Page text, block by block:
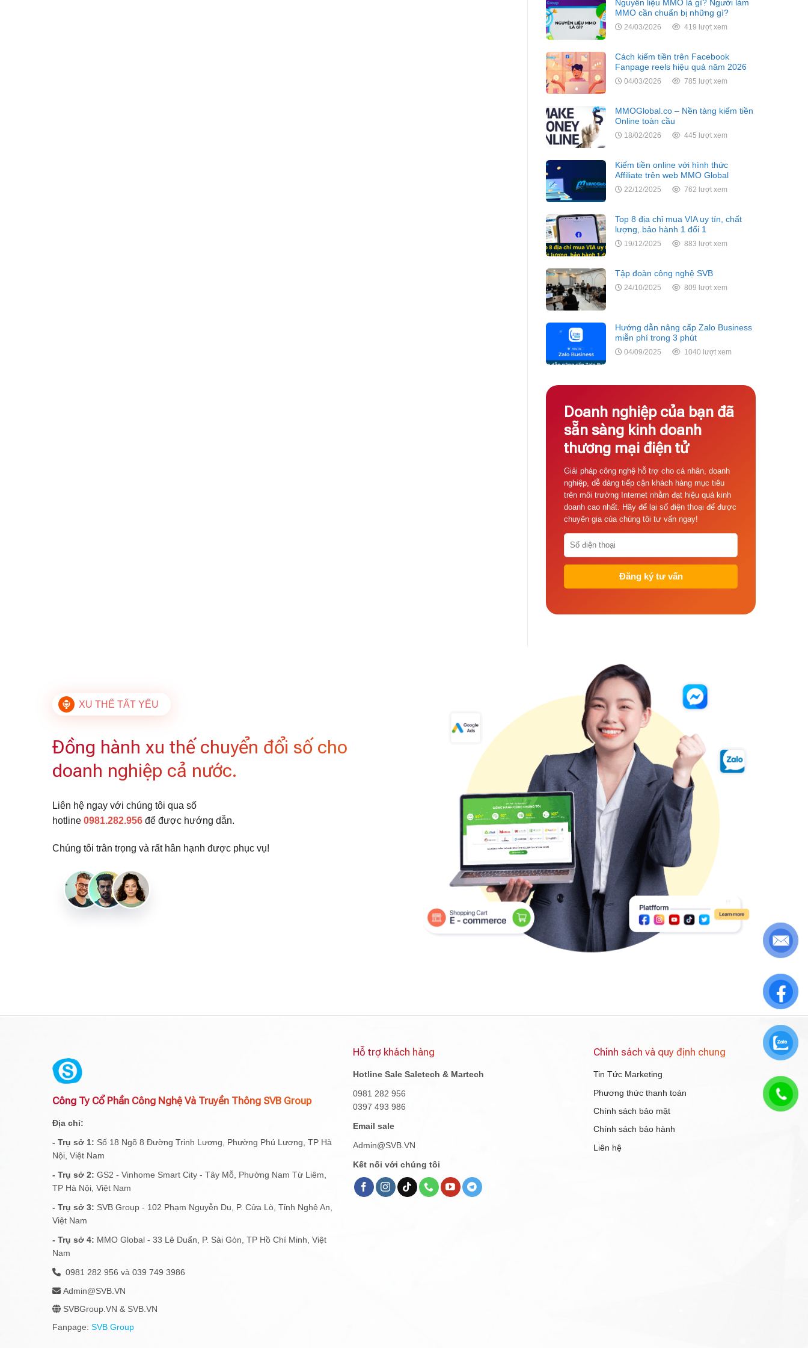
Nguyên liệu MMO là gì? Người làm
MMO cần chuẩn bị những gì?
24/03/2026 419 lượt xem
Cách kiếm tiền trên Facebook
Fanpage reels hiệu quả năm 2026
04/03/2026 785 lượt xem
MMOGlobal.co – Nền tảng kiếm tiền
Online toàn cầu
18/02/2026 445 lượt xem
Kiếm tiền online với hình thức
Affiliate trên web MMO Global
22/12/2025 762 lượt xem
Top 8 địa chỉ mua VIA uy tín, chất
lượng, bảo hành 1 đổi 1
19/12/2025 883 lượt xem
Tập đoàn công nghệ SVB
24/10/2025 809 lượt xem
Hướng dẫn nâng cấp Zalo Business
miễn phí trong 3 phút
04/09/2025 1040 lượt xem
Doanh nghiệp của bạn đã
sẵn sàng kinh doanh
thương mại điện tử
Giải pháp công nghệ hỗ trợ cho cá nhân, doanh
nghiệp, dễ dàng tiếp cận khách hàng mục tiêu
trên môi trường Internet nhằm đạt hiệu quả kinh
doanh cao nhất. Hãy để lại số điện thoại để được
chuyên gia của chúng tôi tư vấn ngay!
XU THẾ TẤT YẾU
Đồng hành xu thế chuyển đổi số cho
doanh nghiệp cả nước.
Liên hệ ngay với chúng tôi qua số
hotline 0981.282.956 để được hướng dẫn.
Chúng tôi trân trọng và rất hân hạnh được phục vụ!
Công Ty Cổ Phần Công Nghệ Và Truyền Thông SVB Group
Địa chỉ:
- Trụ sở 1: Số 18 Ngõ 8 Đường Trinh Lương, Phường Phú Lương, TP Hà
Nội, Việt Nam
- Trụ sở 2: GS2 - Vinhome Smart City - Tây Mỗ, Phường Nam Từ Liêm,
TP Hà Nội, Việt Nam
- Trụ sở 3: SVB Group - 102 Phạm Nguyễn Du, P. Cửa Lò, Tỉnh Nghệ An,
Việt Nam
- Trụ sở 4: MMO Global - 33 Lê Duẩn, P. Sài Gòn, TP Hồ Chí Minh, Việt
Nam
0981 282 956 và 039 749 3986
Admin@SVB.VN
SVBGroup.VN & SVB.VN
Fanpage: SVB Group
Hỗ trợ khách hàng
Hotline Sale Saletech & Martech
0981 282 956
0397 493 986
Email sale
Admin@SVB.VN
Kết nối với chúng tôi
Chính sách và quy định chung
Tin Tức Marketing
Phương thức thanh toán
Chính sách bảo mật
Chính sách bảo hành
Liên hệ